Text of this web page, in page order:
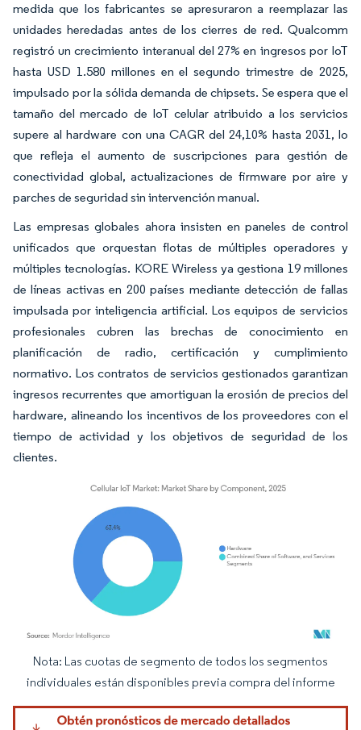
medida que los fabricantes se apresuraron a reemplazar las
unidades heredadas antes de los cierres de red. Qualcomm
registró un crecimiento interanual del 27% en ingresos por IoT
hasta USD 1.580 millones en el segundo trimestre de 2025,
impulsado por la sólida demanda de chipsets. Se espera que el
tamaño del mercado de IoT celular atribuido a los servicios
supere al hardware con una CAGR del 24,10% hasta 2031, lo
que refleja el aumento de suscripciones para gestión de
conectividad global, actualizaciones de firmware por aire y
parches de seguridad sin intervención manual.
Las empresas globales ahora insisten en paneles de control
unificados que orquestan flotas de múltiples operadores y
múltiples tecnologías. KORE Wireless ya gestiona 19 millones
de líneas activas en 200 países mediante detección de fallas
impulsada por inteligencia artificial. Los equipos de servicios
profesionales cubren las brechas de conocimiento en
planificación de radio, certificación y cumplimiento
normativo. Los contratos de servicios gestionados garantizan
ingresos recurrentes que amortiguan la erosión de precios del
hardware, alineando los incentivos de los proveedores con el
tiempo de actividad y los objetivos de seguridad de los
clientes.
Imagen © Mordor Intelligence. El uso requiere atribución según CC BY 4.0.
Nota: Las cuotas de segmento de todos los segmentos
individuales están disponibles previa compra del informe